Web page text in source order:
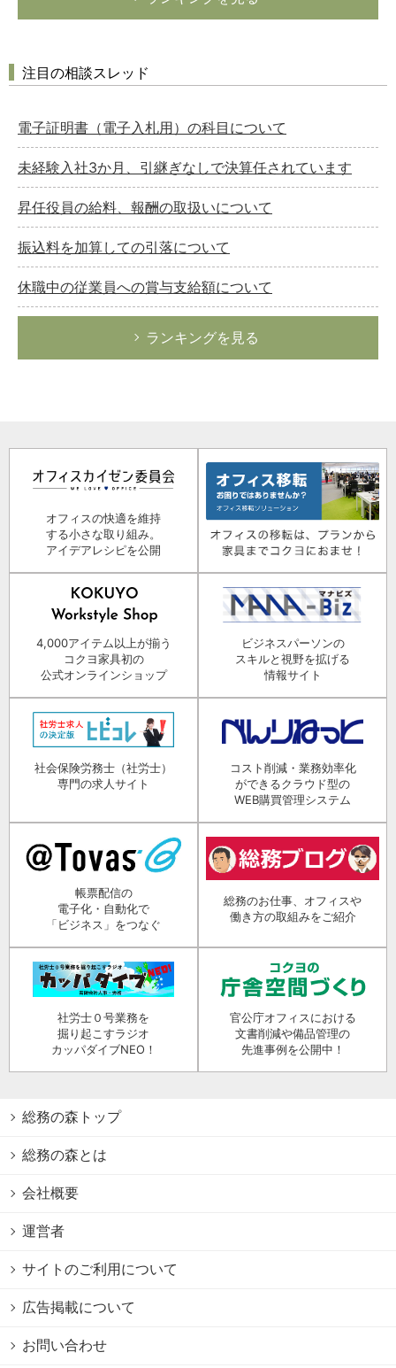
注目の相談スレッド
電子証明書（電子入札用）の科目について
未経験入社3か月、引継ぎなしで決算任されています
昇任役員の給料、報酬の取扱いについて
振込料を加算しての引落について
休職中の従業員への賞与支給額について
ランキングを見る
オフィスの快適を維持
する小さな取り組み。
アイデアレシピを公開
4,000アイテム以上が揃う
コクヨ家具初の
公式オンラインショップ
ビジネスパーソンの
スキルと視野を拡げる
情報サイト
社会保険労務士（社労士）
専門の求人サイト
コスト削減・業務効率化
ができるクラウド型の
WEB購買管理システム
帳票配信の
電子化・自動化で
「ビジネス」をつなぐ
総務のお仕事、オフィスや
働き方の取組みをご紹介
社労士０号業務を
掘り起こすラジオ
カッパダイブNEO！
官公庁オフィスにおける
文書削減や備品管理の
先進事例を公開中！
総務の森トップ
総務の森とは
会社概要
運営者
サイトのご利用について
広告掲載について
お問い合わせ